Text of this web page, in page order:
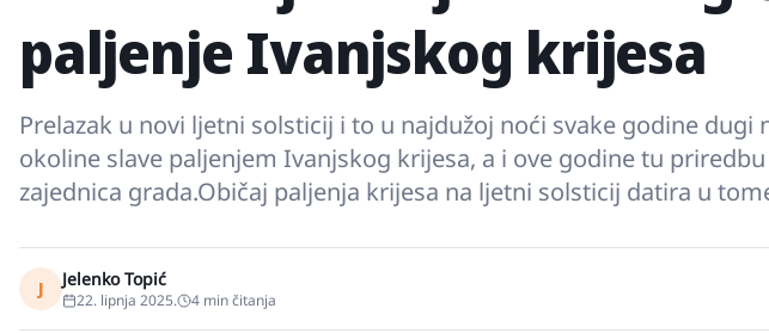
paljenje Ivanjskog krijesa
Prelazak u novi ljetni solsticij i to u najdužoj noći svake godine dugi
okoline slave paljenjem Ivanjskog krijesa, a i ove godine tu
zajednica grada.Običaj paljenja krijesa na ljetni solsticij datira u
J Jelenko Topić
22. lipnja 2025. 4 min čitanja